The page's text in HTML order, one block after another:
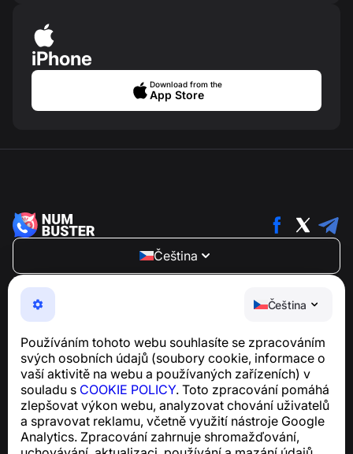
Čeština
Používáním tohoto webu souhlasíte se zpracováním
svých osobních údajů (soubory cookie, informace o
vaší aktivitě na webu a používaných zařízeních) v
souladu s COOKIE POLICY. Toto zpracování pomáhá
zlepšovat výkon webu, analyzovat chování uživatelů
a spravovat reklamu, včetně využití nástroje Google
Analytics. Zpracování zahrnuje shromažďování,
iPhone
Download from the
App Store
Čeština
NumBuster © 2013—2026 ·
Snadno použitelná aplikace, která vás chrání před
telefonními podvody, spamem a nevyžádanými
Pro dotazy týkající se souladu s GDPR:
support@numbuster.com
Centrum nápovědy
Zprávy a články
O projektu